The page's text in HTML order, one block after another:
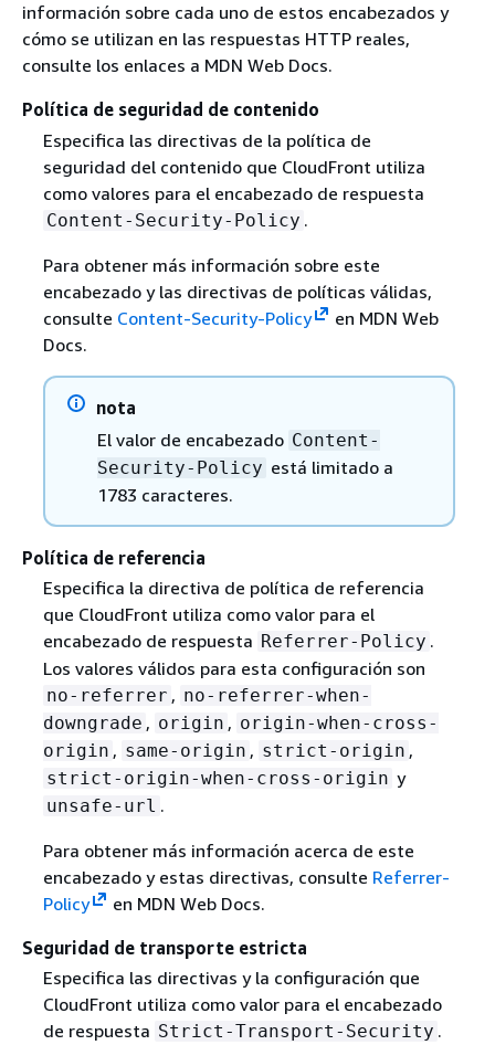
información sobre cada uno de estos encabezados y
cómo se utilizan en las respuestas HTTP reales,
consulte los enlaces a MDN Web Docs.
Política de seguridad de contenido
Especifica las directivas de la política de
seguridad del contenido que CloudFront utiliza
como valores para el encabezado de respuesta
Content-Security-Policy .
Para obtener más información sobre este
encabezado y las directivas de políticas válidas,
consulte Content-Security-Policy
en MDN Web
Docs.
nota
El valor de encabezado Content-
Security-Policy está limitado a
1783 caracteres.
Política de referencia
Especifica la directiva de política de referencia
que CloudFront utiliza como valor para el
encabezado de respuesta Referrer-Policy .
Los valores válidos para esta configuración son
no-referrer , no-referrer-when-
downgrade , origin , origin-when-cross-
origin , same-origin , strict-origin ,
strict-origin-when-cross-origin y
unsafe-url .
Para obtener más información acerca de este
encabezado y estas directivas, consulte Referrer-
Policy
en MDN Web Docs.
Seguridad de transporte estricta
Especifica las directivas y la configuración que
CloudFront utiliza como valor para el encabezado
de respuesta Strict-Transport-Security .